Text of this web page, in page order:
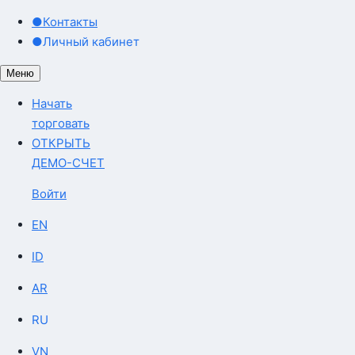
●Контакты
●Личный кабинет
Меню
Начать
торговать
ОТКРЫТЬ
ДЕМО-СЧЕТ
Войти
EN
ID
AR
RU
VN